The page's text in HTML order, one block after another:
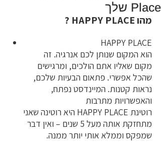
Place שלך
מהו HAPPY PLACE ?
  HAPPY PLACE
הוא המקום שנותן לכם אנרגיה. זה
מקום שאליו אתם הולכים, ומרגישים
שהכל אפשרי. פתאום הבעיות שלכם,
נראות קטנות. המיינדסט נפתח,
והאפשרויות מתרבות
רוטינת HAPPY PLACE היא רוטינה שאני
מתחזקת אותה מעל 5 שנים – ואין דבר
שמפקס וממלא אותי יותר ממנה.